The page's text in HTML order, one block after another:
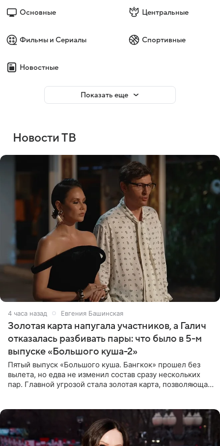
Основные Центральные
Фильмы и Сериалы Спортивные
Новостные
Показать еще
Новости ТВ
4 часа назад Евгения Башинская
Золотая карта напугала участников, а Галич
отказалась разбивать пары: что было в 5-м
выпуске «Большого куша-2»
Пятый выпуск «Большого куша. Бангкок» прошел без
вылета, но едва не изменил состав сразу нескольких
пар. Главной угрозой стала золотая карта, позволяющая